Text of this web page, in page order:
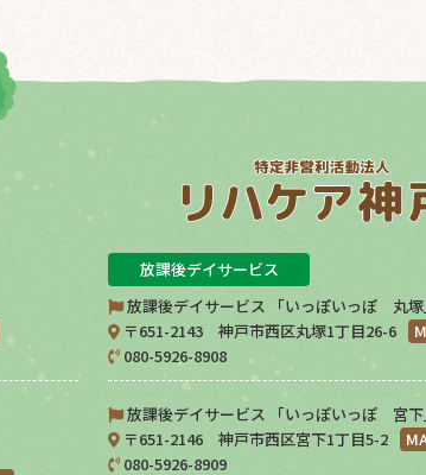
放課後デイサービス
放課後デイサービス 「いっぽいっぽ 丸塚
〒651-2143 神戸市西区丸塚1丁目26-6
080-5926-8908
放課後デイサービス 「いっぽいっぽ 宮下
〒651-2146 神戸市西区宮下1丁目5-2
080-5926-8909